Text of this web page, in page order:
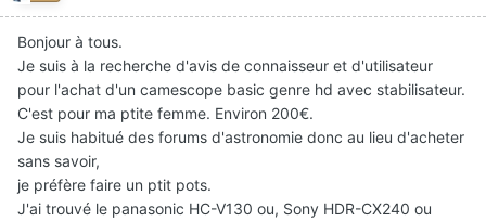
Bonjour à tous.
Je suis à la recherche d'avis de connaisseur et d'utilisateur
pour l'achat d'un camescope basic genre hd avec stabilisateur.
C'est pour ma ptite femme. Environ 200€.
Je suis habitué des forums d'astronomie donc au lieu d'acheter
sans savoir,
je préfère faire un ptit pots.
J'ai trouvé le panasonic HC-V130 ou, Sony HDR-CX240 ou